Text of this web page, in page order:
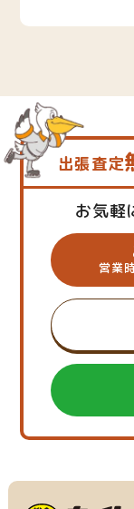
出張査定
お気軽
営業